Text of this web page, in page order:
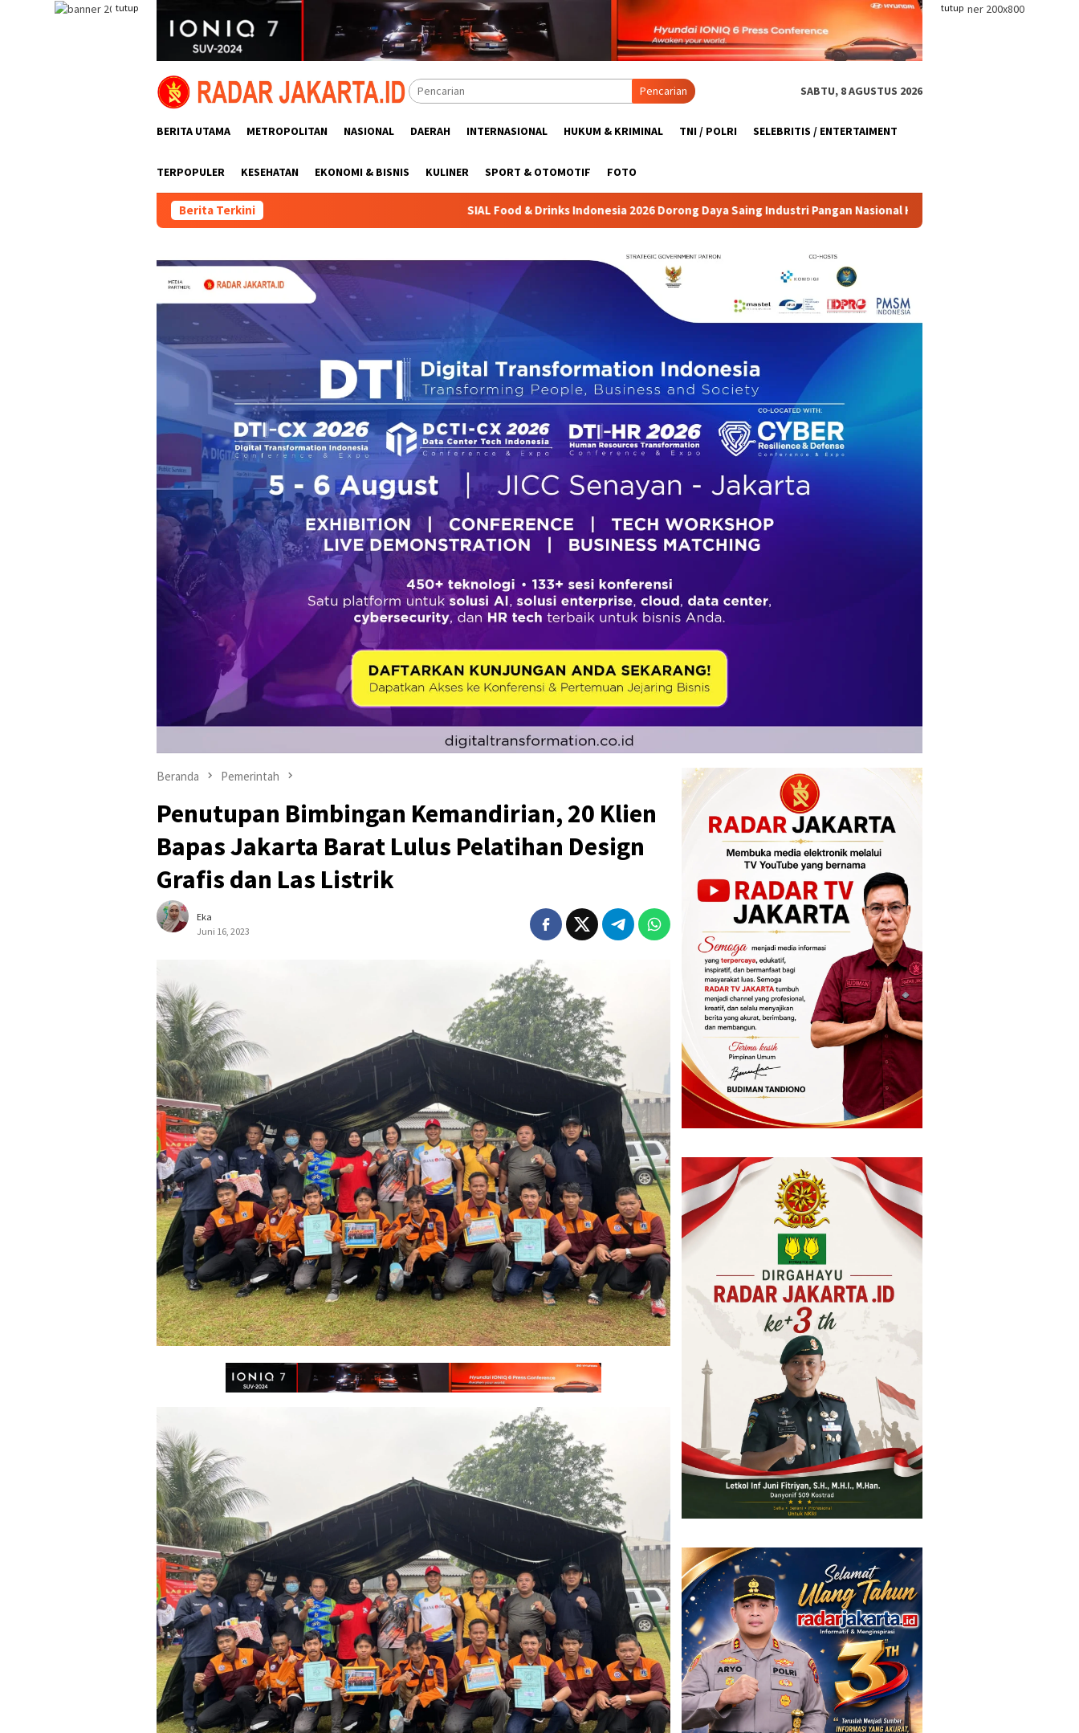
tutup tutup
Pencarian SABTU, 8 AGUSTUS 2026
BERITA UTAMA METROPOLITAN NASIONAL DAERAH INTERNASIONAL HUKUM & KRIMINAL TNI / POLRI SELEBRITIS / ENTERTAIMENT
TERPOPULER KESEHATAN EKONOMI & BISNIS KULINER SPORT & OTOMOTIF FOTO
Berita Terkini SIAL Food & Drinks Indonesia 2026 Dorong Daya Saing Industri Pangan Nasional Hadapi Pasar Global Hashim Kukuhkan 20 Ormas Baru,
Beranda Pemerintah
Penutupan Bimbingan Kemandirian, 20 Klien
Bapas Jakarta Barat Lulus Pelatihan Design
Grafis dan Las Listrik
Eka
Juni 16, 2023